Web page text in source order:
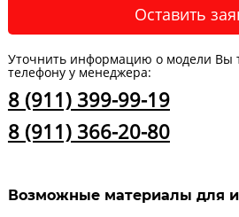
Оставить
Уточнить информацию о модели Вы
телефону у менеджера:
8 (911) 399-99-19
8 (911) 366-20-80
Возможные материалы для